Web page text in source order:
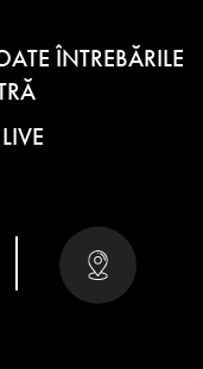
ÎNTREBĂRILE